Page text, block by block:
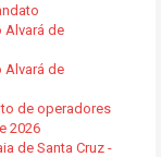
Alvará de
Alvará de
de operadores
2026
de Santa Cruz -